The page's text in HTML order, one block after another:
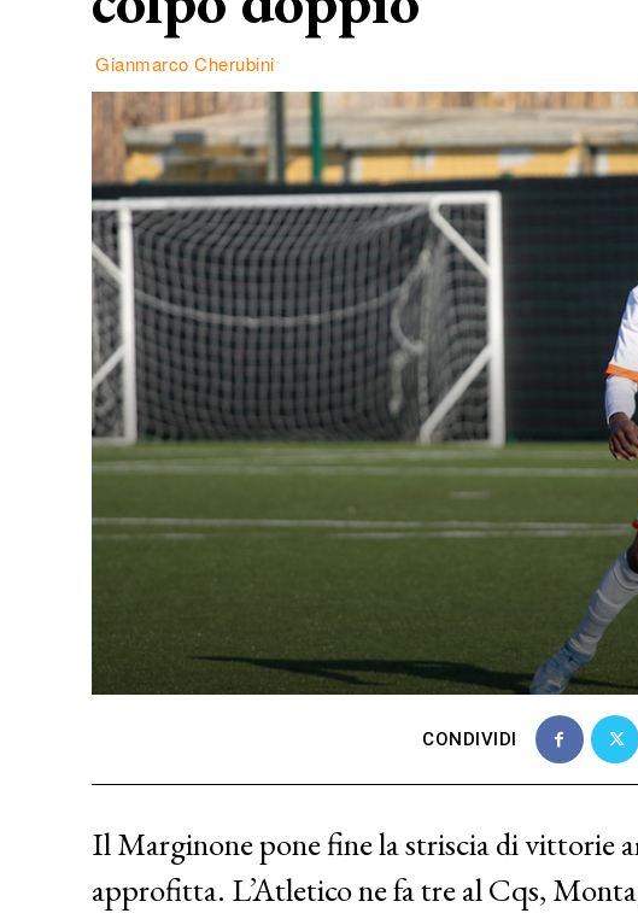
Gianmarco Cherubini
CONDIVIDI
Il Marginone pone fine la striscia di vittorie
approfitta. L’Atletico ne fa tre al Cqs,